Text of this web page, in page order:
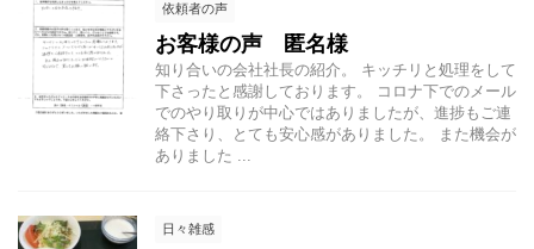
依頼者の声
お客様の声 匿名様
知り合いの会社社長の紹介。 キッチリと処理をして
下さったと感謝しております。 コロナ下でのメール
でのやり取りが中心ではありましたが、進捗もご連
絡下さり、とても安心感がありました。 また機会が
ありました ...
日々雑感